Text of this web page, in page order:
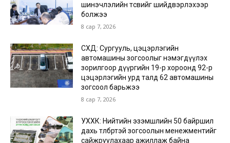
шинэчлэлийн төсвийг шийдвэрлэхээр
болжээ
8 сар 7, 2026
СХД: Сургууль, цэцэрлэгийн
автомашины зогсоолыг нэмэгдүүлэх
зорилгоор дүүргийн 19-р хороонд 92-р
цэцэрлэгийн урд талд 62 автомашины
зогсоол барьжээ
8 сар 7, 2026
УХХК: Нийтийн эзэмшлийн 50 байршил
дахь төлбөртэй зогсоолын менежментийг
сайжруулахаар ажиллаж байна